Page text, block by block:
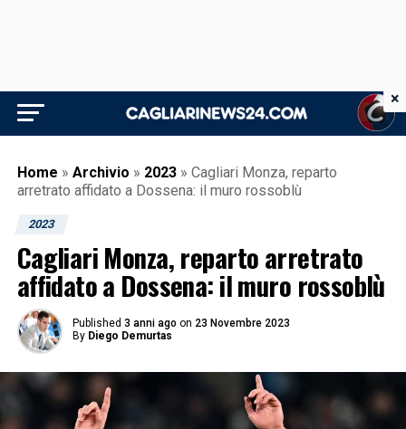
Home » Archivio » 2023 » Cagliari Monza, reparto
arretrato affidato a Dossena: il muro rossoblù
2023
Cagliari Monza, reparto arretrato
affidato a Dossena: il muro rossoblù
Published 3 anni ago on 23 Novembre 2023
By Diego Demurtas
×